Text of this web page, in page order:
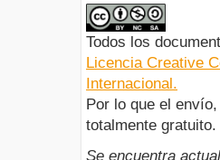
Todos los
Licencia Creative
Internacional.
Por lo que el
totalmente gratuito.
Se encuentra